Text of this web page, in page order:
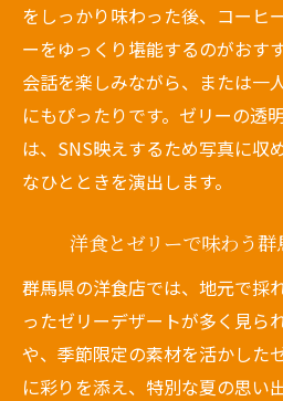
をしっかり味わった後、コーヒ
ーをゆっくり堪能するのがおす
会話を楽しみながら、または一
にもぴったりです。ゼリーの透
は、SNS映えするため写真に収
なひとときを演出します。
洋食とゼリーで味わう
群馬県の洋食店では、地元で採
ったゼリーデザートが多く見ら
や、季節限定の素材を活かした
に彩りを添え、特別な夏の思い